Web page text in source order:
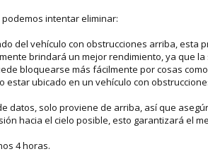
intentar eliminar:
del vehículo con obstrucciones arriba, esta
brindará un mejor rendimiento, ya que la
bloquearse más fácilmente por cosas
ubicado en un vehículo con
datos, solo proviene de arriba, así que
hacia el cielo posible, esto garantizará el
4 horas.